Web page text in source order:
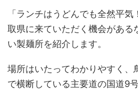
「ランチはうどんでも全然平
取県に来ていただく機会がある
い製麺所を紹介します。
場所はいたってわかりやすく、
で横断している主要道の国道9